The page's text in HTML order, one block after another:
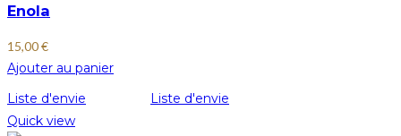
Enola
15,00€
Ajouter au panier
Liste d'envie
Liste d'envie
Quick view